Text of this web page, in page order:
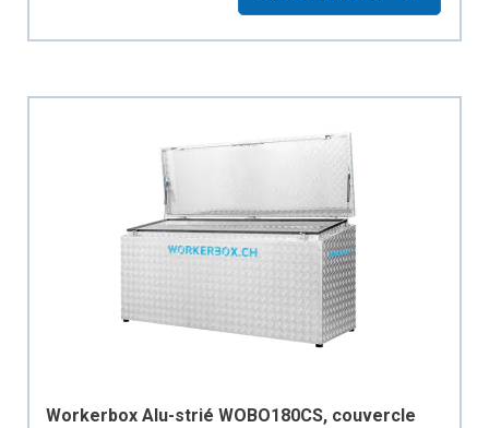
Workerbox Alu-strié WOBO180CS, couvercle